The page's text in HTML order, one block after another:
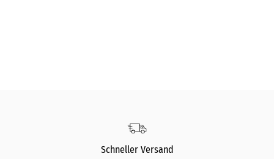
Schneller Versand